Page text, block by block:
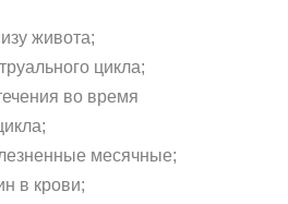
живота;
цикла;
во время
месячные;
в крови;